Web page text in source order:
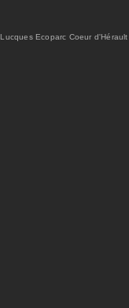
Ecoparc Coeur